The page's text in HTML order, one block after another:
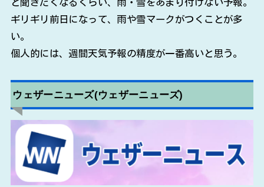
と聞きたくなるくらい、雨・雪をあまり付けない予報。
ギリギリ前日になって、雨や雪マークがつくことが多
い。
個人的には、週間天気予報の精度が一番高いと思う。
ウェザーニューズ(ウェザーニューズ)